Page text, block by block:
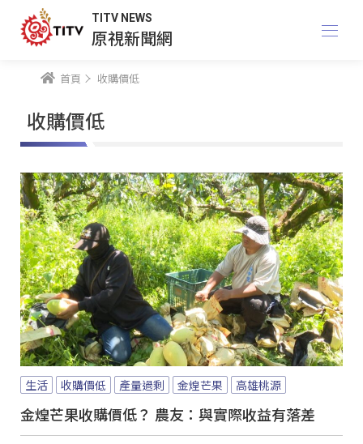
TITV NEWS
原視新聞網
首頁 收購價低
收購價低
生活 收購價低 產量過剩 金煌芒果 高雄桃源
金煌芒果收購價低？ 農友：與實際收益有落差